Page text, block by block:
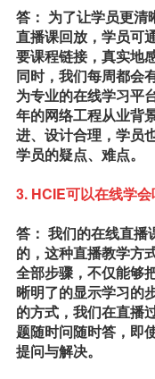
答： 为了让学员更清
直播课回放，学员可
要课程链接，真实地
同时，我们每周都会
为专业的在线学习平
年的网络工程从业背
进、设计合理，学员
学员的疑点、难点。
3. HCIE可以在线学
答： 我们的在线直播
的，这种直播教学方
全部步骤，不仅能够
晰明了的显示学习的
的方式，我们在直播
题随时问随时答，即
提问与解决。